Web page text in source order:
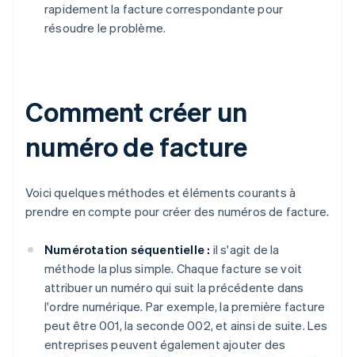
rapidement la facture correspondante pour
résoudre le problème.
Comment créer un
numéro de facture
Voici quelques méthodes et éléments courants à
prendre en compte pour créer des numéros de facture.
Numérotation séquentielle : il s'agit de la
méthode la plus simple. Chaque facture se voit
attribuer un numéro qui suit la précédente dans
l'ordre numérique. Par exemple, la première facture
peut être 001, la seconde 002, et ainsi de suite. Les
entreprises peuvent également ajouter des